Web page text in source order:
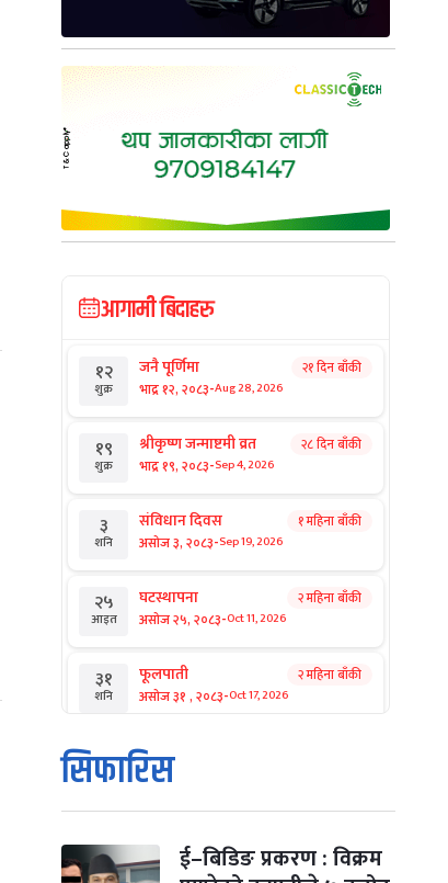
आगामी बिदाहरु
१२
शुक्र
जनै पूर्णिमा
भाद्र १२, २०८३-Aug 28, 2026
२१ दिन बाँकी
१९
शुक्र
श्रीकृष्ण जन्माष्टमी व्रत
भाद्र १९, २०८३-Sep 4, 2026
२८ दिन बाँकी
३
शनि
संविधान दिवस
असोज ३, २०८३-Sep 19, 2026
१ महिना बाँकी
२५
आइत
घटस्थापना
असोज २५, २०८३-Oct 11, 2026
२ महिना बाँकी
३१
शनि
फूलपाती
असोज ३१ , २०८३-Oct 17, 2026
२ महिना बाँकी
१
आइत
कार्तिक सङ्क्रान्ति
कार्तिक १, २०८३
मंगल कार्तिक ३, २०८३-Oct 20, 2026
सिफारिस
ई–बिडिङ प्रकरण : विक्रम